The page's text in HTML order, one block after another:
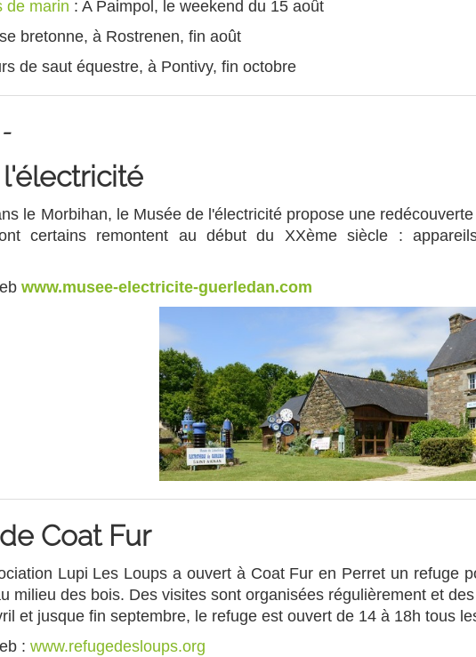
de marin : A Paimpol, le weekend du 15 août
bretonne, à Rostrenen, fin août
de saut équestre, à Pontivy, fin octobre
le Morbihan, le Musée de l'électricité propose une
certains remontent au début du XXème siècle :
www.musee-electricite-guerledan.com
Coat Fur
Lupi Les Loups a ouvert à Coat Fur en Perret un refuge
milieu des bois. Des visites sont organisées régulièrement et
et jusque fin septembre, le refuge est ouvert de 14 à 18h tous
: www.refugedesloups.org